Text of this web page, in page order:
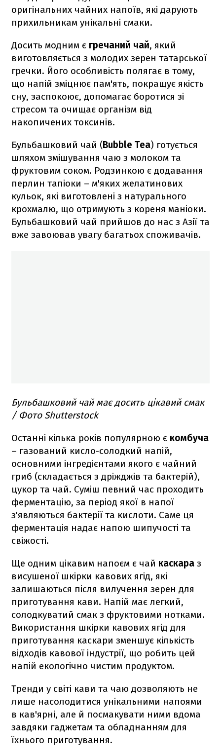
оригінальних чайних напоїв, які дарують
прихильникам унікальні смаки.
Досить модним є гречаний чай, який
виготовляється з молодих зерен татарської
гречки. Його особливість полягає в тому,
що напій зміцнює пам'ять, покращує якість
сну, заспокоює, допомагає боротися зі
стресом та очищає організм від
накопичених токсинів.
Бульбашковий чай (Bubble Tea) готується
шляхом змішування чаю з молоком та
фруктовим соком. Родзинкою є додавання
перлин тапіоки – м'яких желатинових
кульок, які виготовлені з натурального
крохмалю, що отримують з кореня маніоки.
Бульбашковий чай прийшов до нас з Азії та
вже завоював увагу багатьох споживачів.
Бульбашковий чай має досить цікавий смак
/ Фото Shutterstock
Останні кілька років популярною є комбуча
– газований кисло-солодкий напій,
основними інгредієнтами якого є чайний
гриб (складається з дріжджів та бактерій),
цукор та чай. Суміш певний час проходить
ферментацію, за період якої в напої
з'являються бактерії та кислоти. Саме ця
ферментація надає напою шипучості та
свіжості.
Ще одним цікавим напоєм є чай каскара з
висушеної шкірки кавових ягід, які
залишаються після вилучення зерен для
приготування кави. Напій має легкий,
солодкуватий смак з фруктовими нотками.
Використання шкірки кавових ягід для
приготування каскари зменшує кількість
відходів кавової індустрії, що робить цей
напій екологічно чистим продуктом.
Тренди у світі кави та чаю дозволяють не
лише насолодитися унікальними напоями
в кав'ярні, але й посмакувати ними вдома
завдяки гаджетам та обладнанням для
їхнього приготування.